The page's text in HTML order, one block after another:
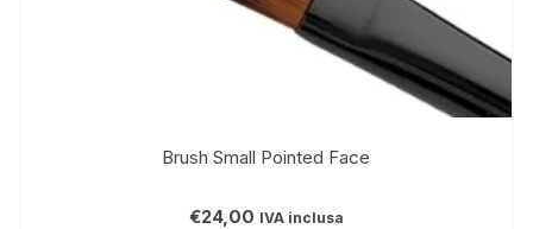
Brush Small Pointed Face
€24,00 IVA inclusa